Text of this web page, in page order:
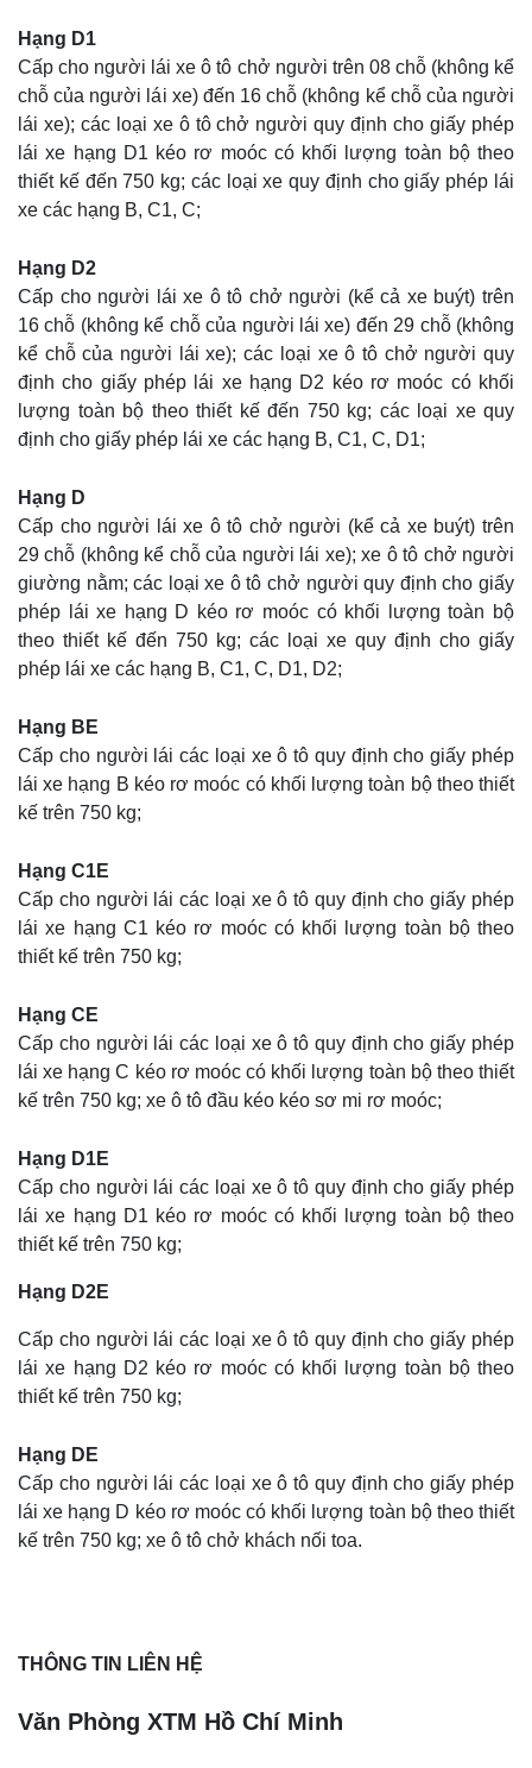
Hạng D1
Cấp cho người lái xe ô tô chở người trên 08 chỗ (không kể
chỗ của người lái xe) đến 16 chỗ (không kể chỗ của người
lái xe); các loại xe ô tô chở người quy định cho giấy phép
lái xe hạng D1 kéo rơ moóc có khối lượng toàn bộ theo
thiết kế đến 750 kg; các loại xe quy định cho giấy phép lái
xe các hạng B, C1, C;
Hạng D2
Cấp cho người lái xe ô tô chở người (kể cả xe buýt) trên
16 chỗ (không kể chỗ của người lái xe) đến 29 chỗ (không
kể chỗ của người lái xe); các loại xe ô tô chở người quy
định cho giấy phép lái xe hạng D2 kéo rơ moóc có khối
lượng toàn bộ theo thiết kế đến 750 kg; các loại xe quy
định cho giấy phép lái xe các hạng B, C1, C, D1;
Hạng D
Cấp cho người lái xe ô tô chở người (kể cả xe buýt) trên
29 chỗ (không kể chỗ của người lái xe); xe ô tô chở người
giường nằm; các loại xe ô tô chở người quy định cho giấy
phép lái xe hạng D kéo rơ moóc có khối lượng toàn bộ
theo thiết kế đến 750 kg; các loại xe quy định cho giấy
phép lái xe các hạng B, C1, C, D1, D2;
Hạng BE
Cấp cho người lái các loại xe ô tô quy định cho giấy phép
lái xe hạng B kéo rơ moóc có khối lượng toàn bộ theo thiết
kế trên 750 kg;
Hạng C1E
Cấp cho người lái các loại xe ô tô quy định cho giấy phép
lái xe hạng C1 kéo rơ moóc có khối lượng toàn bộ theo
thiết kế trên 750 kg;
Hạng CE
Cấp cho người lái các loại xe ô tô quy định cho giấy phép
lái xe hạng C kéo rơ moóc có khối lượng toàn bộ theo thiết
kế trên 750 kg; xe ô tô đầu kéo kéo sơ mi rơ moóc;
Hạng D1E
Cấp cho người lái các loại xe ô tô quy định cho giấy phép
lái xe hạng D1 kéo rơ moóc có khối lượng toàn bộ theo
thiết kế trên 750 kg;
Hạng D2E
Cấp cho người lái các loại xe ô tô quy định cho giấy phép
lái xe hạng D2 kéo rơ moóc có khối lượng toàn bộ theo
thiết kế trên 750 kg;
Hạng DE
Cấp cho người lái các loại xe ô tô quy định cho giấy phép
lái xe hạng D kéo rơ moóc có khối lượng toàn bộ theo thiết
kế trên 750 kg; xe ô tô chở khách nối toa.
THÔNG TIN LIÊN HỆ
Văn Phòng XTM Hồ Chí Minh